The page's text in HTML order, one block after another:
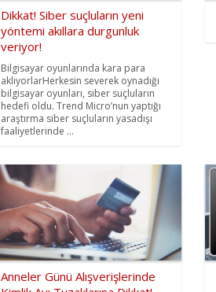
Dikkat! Siber suçluların yeni
yöntemi akıllara durgunluk
veriyor!
Bilgisayar oyunlarında kara para
aklıyorlarHerkesin severek oynadığı
bilgisayar oyunları, siber suçluların
hedefi oldu. Trend Micro’nun yaptığı
araştırma siber suçluların yasadışı
faaliyetlerinde ...
Anneler Günü Alışverişlerinde